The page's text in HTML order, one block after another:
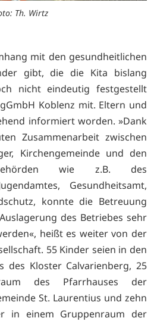
Th. Wirtz
mit den gesundheitlichen
gibt, die die Kita bislang
nicht eindeutig festgestellt
Koblenz mit. Eltern und
informiert worden. »Dank
Zusammenarbeit zwischen
Kirchengemeinde und den
wie z.B. des
Gesundheitsamt,
konnte die Betreuung
des Betriebes sehr
heißt es weiter von der
55 Kinder seien in den
des Kloster Calvarienberg, 25
des Pfarrhauses der
St. Laurentius und zehn
in einem Gruppenraum der